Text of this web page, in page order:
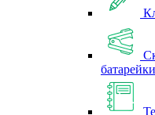
батарейки